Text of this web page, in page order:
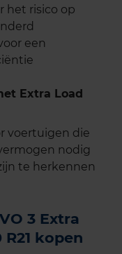
het risico op
een
Extra Load
voertuigen die
nodig
te herkennen
3 Extra
kopen